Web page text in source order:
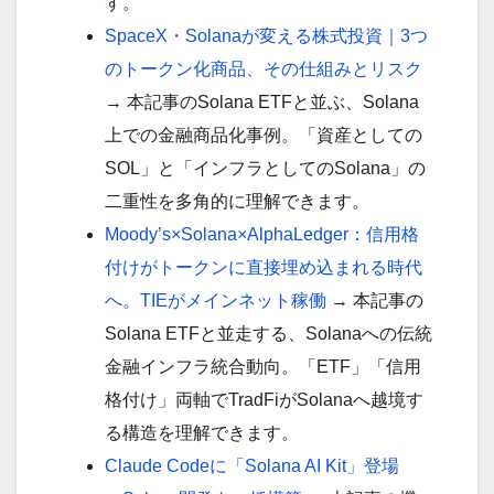
SpaceX・Solanaが変える株式投資｜3つ
のトークン化商品、その仕組みとリスク
→ 本記事のSolana ETFと並ぶ、Solana
上での金融商品化事例。「資産としての
SOL」と「インフラとしてのSolana」の
二重性を多角的に理解できます。
Moody’s×Solana×AlphaLedger：信用格
付けがトークンに直接埋め込まれる時代
へ。TIEがメインネット稼働 → 本記事の
Solana ETFと並走する、Solanaへの伝統
金融インフラ統合動向。「ETF」「信用
格付け」両軸でTradFiがSolanaへ越境す
る構造を理解できます。
Claude Codeに「Solana AI Kit」登場